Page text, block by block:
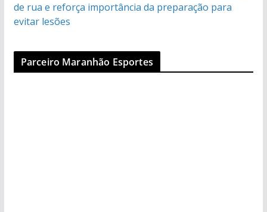
de rua e reforça importância da preparação para
evitar lesões
Parceiro Maranhão Esportes